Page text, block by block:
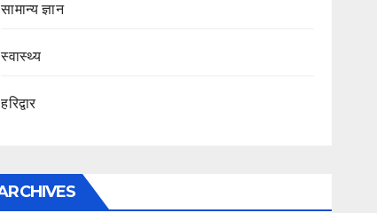
सामान्य ज्ञान
स्वास्थ्य
हरिद्वार